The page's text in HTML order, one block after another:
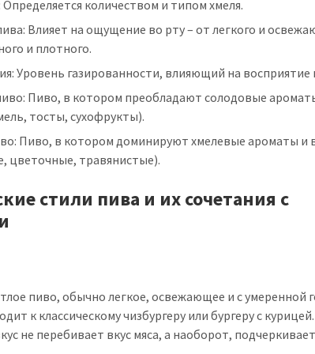
Определяется количеством и типом хмеля.
Влияет на ощущение во рту – от легкого и
и плотного.
Уровень газированности, влияющий на восприятие
Пиво, в котором преобладают солодовые
тосты, сухофрукты).
Пиво, в котором доминируют хмелевые ароматы и
цветочные, травянистые).
стили пива и их сочетания с
пиво, обычно легкое, освежающее и с умеренной
к классическому чизбургеру или бургеру с
не перебивает вкус мяса, а наоборот,